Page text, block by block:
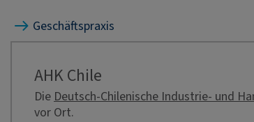
Geschäftspraxis
AHK Chile
Die Deutsch-Chilenische Industrie- und
vor Ort.